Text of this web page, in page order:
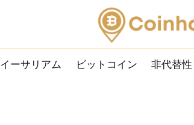
イーサリアム ビットコイン 非代替